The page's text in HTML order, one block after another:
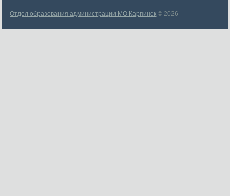
Отдел образования администрации МО Карпинск © 2026